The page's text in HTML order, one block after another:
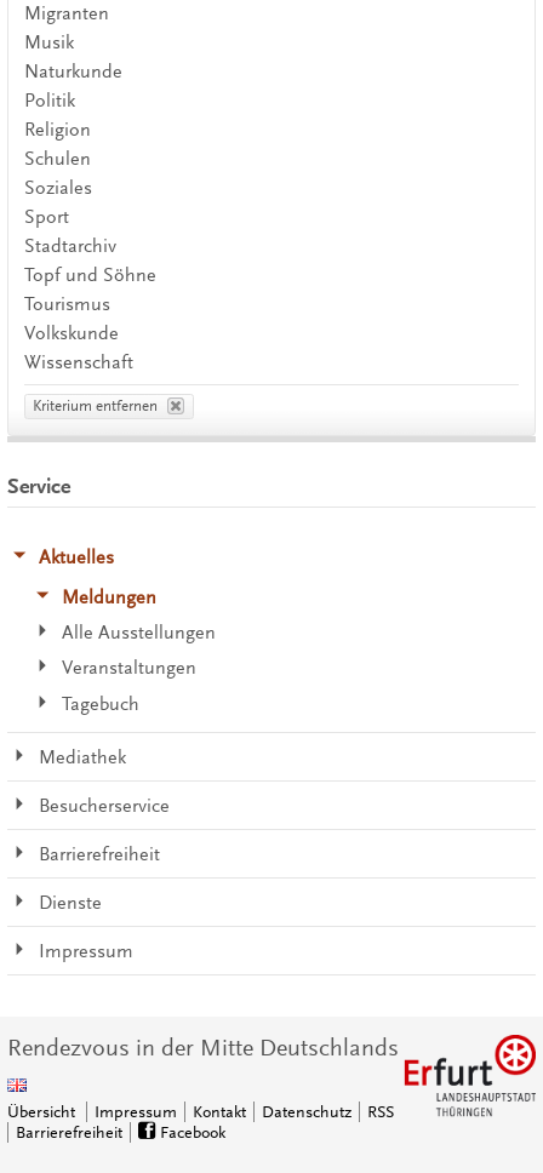
Migranten
Musik
Naturkunde
Politik
Religion
Schulen
Soziales
Sport
Stadtarchiv
Topf und Söhne
Tourismus
Volkskunde
Wissenschaft
Kriterium entfernen
Service
Aktuelles
Meldungen
Alle Ausstellungen
Veranstaltungen
Tagebuch
Mediathek
Besucherservice
Barrierefreiheit
Dienste
Impressum
Rendezvous in der Mitte Deutschlands
Übersicht Impressum Kontakt Datenschutz
RSS
Barrierefreiheit
Facebook